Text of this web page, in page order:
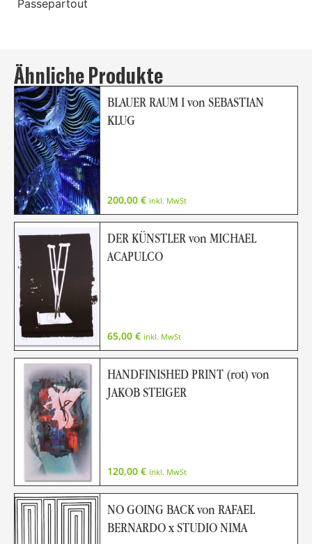
Passepartout
Ähnliche Produkte
BLAUER RAUM I von SEBASTIAN
KLUG
200,00 € inkl. MwSt
DER KÜNSTLER von MICHAEL
ACAPULCO
65,00 € inkl. MwSt
HANDFINISHED PRINT (rot) von
JAKOB STEIGER
120,00 € inkl. MwSt
NO GOING BACK von RAFAEL
BERNARDO x STUDIO NIMA